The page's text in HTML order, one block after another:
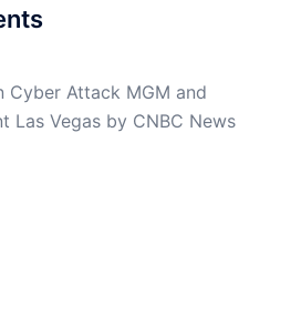
Cyber Attack MGM and
Las Vegas by CNBC News